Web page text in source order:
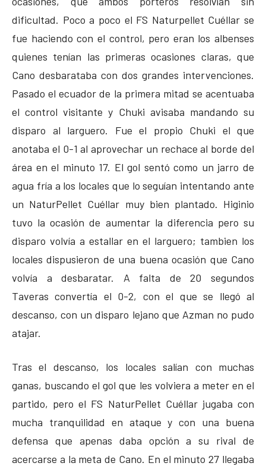
dificultad. Poco a poco el FS Naturpellet Cuéllar se
fue haciendo con el control, pero eran los albenses
quienes tenían las primeras ocasiones claras, que
Cano desbarataba con dos grandes intervenciones.
Pasado el ecuador de la primera mitad se acentuaba
el control visitante y Chuki avisaba mandando su
disparo al larguero. Fue el propio Chuki el que
anotaba el 0-1 al aprovechar un rechace al borde del
área en el minuto 17. El gol sentó como un jarro de
agua fría a los locales que lo seguían intentando ante
un NaturPellet Cuéllar muy bien plantado. Higinio
tuvo la ocasión de aumentar la diferencia pero su
disparo volvía a estallar en el larguero; tambien los
locales dispusieron de una buena ocasión que Cano
volvía a desbaratar. A falta de 20 segundos
Taveras convertía el 0-2, con el que se llegó al
descanso, con un disparo lejano que Azman no pudo
atajar.
Tras el descanso, los locales salían con muchas
ganas, buscando el gol que les volviera a meter en el
partido, pero el FS NaturPellet Cuéllar jugaba con
mucha tranquilidad en ataque y con una buena
defensa que apenas daba opción a su rival de
acercarse a la meta de Cano. En el minuto 27 llegaba